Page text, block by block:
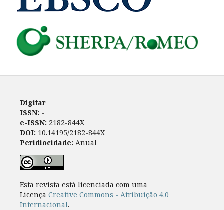
Digitar
ISSN: -
e-ISSN: 2182-844X
DOI: 10.14195/2182-844X
Peridiocidade: Anual
Esta revista está licenciada com uma
Licença Creative Commons - Atribuição 4.0
Internacional.